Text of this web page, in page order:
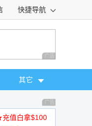
快捷导航
广告 商业广告，理
其它
广告 商业广告，理
值白拿$100